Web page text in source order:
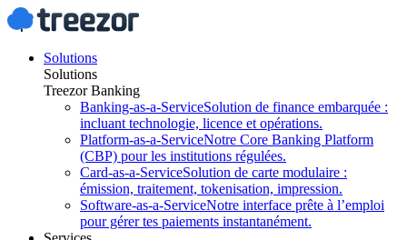
Solutions
Solutions
Treezor Banking
Banking-as-a-ServiceSolution de finance embarquée :
incluant technologie, licence et opérations.
Platform-as-a-ServiceNotre Core Banking Platform
(CBP) pour les institutions régulées.
Card-as-a-ServiceSolution de carte modulaire :
émission, traitement, tokenisation, impression.
Software-as-a-ServiceNotre interface prête à l’emploi
pour gérer tes paiements instantanément.